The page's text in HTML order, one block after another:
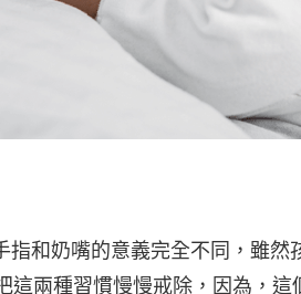
指和奶嘴的意義完全不同，雖然
這兩種習慣慢慢戒除，因為，